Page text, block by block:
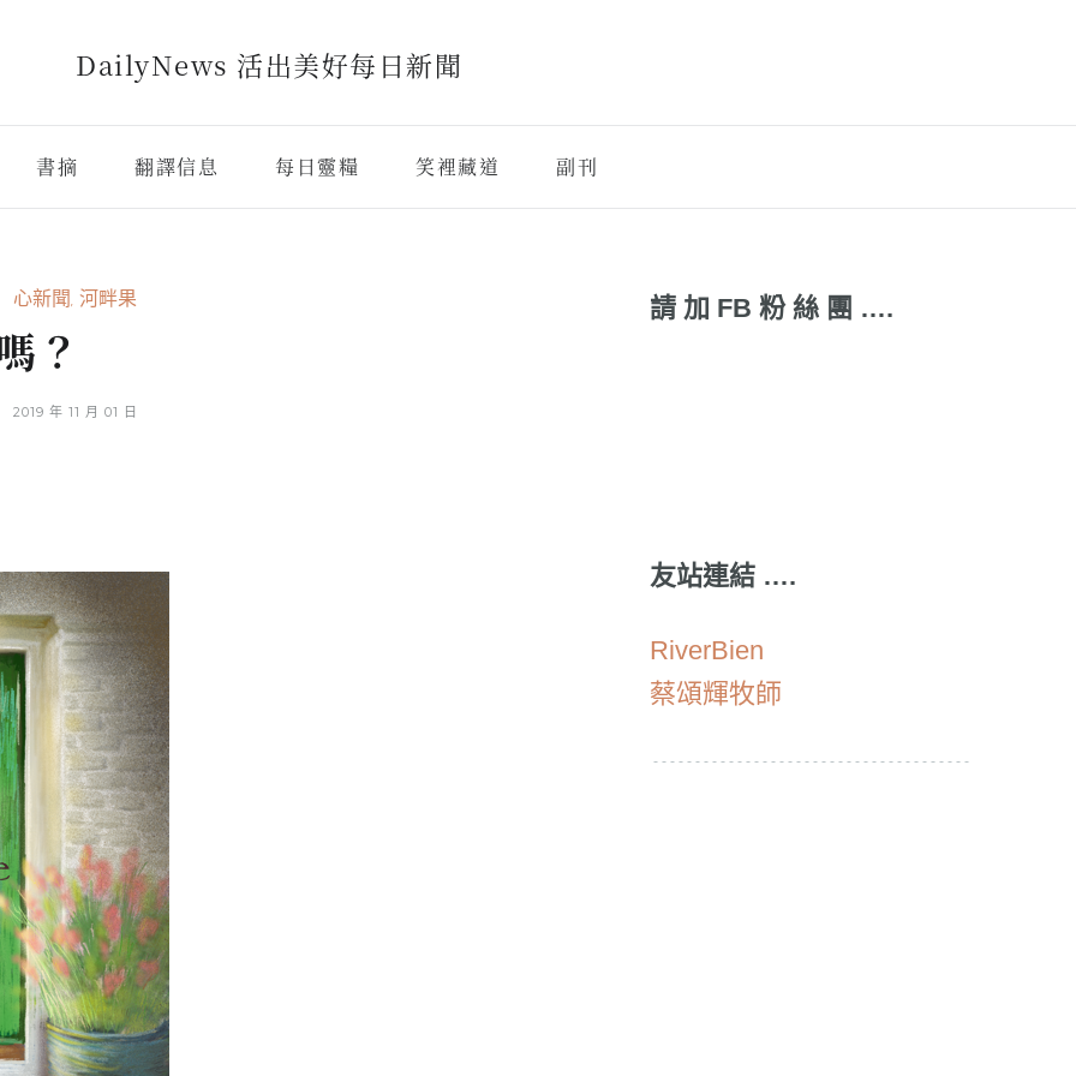
DailyNews 活出美好每日新聞
書摘 翻譯信息 每日靈糧 笑裡藏道 副刊
心新聞, 河畔果
？
2019 年 11 月 01 日
請 加 FB 粉 絲 團 ….
友站連結 ….
RiverBien
蔡頌輝牧師